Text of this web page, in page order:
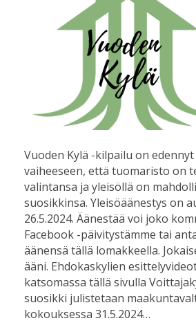
Vuoden Kylä -kilpailu on
vaiheeseen, että tuomaristo on
valintansa ja yleisöllä on
suosikkinsa. Yleisöäänestys on
26.5.2024. Äänestää voi joko
Facebook -päivitystämme tai
äänensä tällä lomakkeella.
ääni. Ehdokaskylien
katsomassa tällä sivulla
suosikki julistetaan
kokouksessa 31.5.2024…